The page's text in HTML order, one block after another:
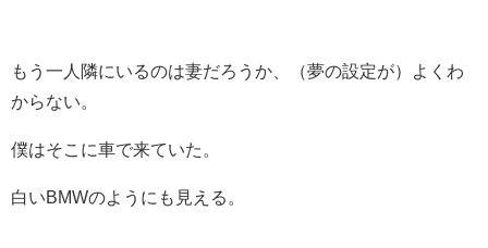
もう一人隣にいるのは妻だろうか、（夢の設定が）よくわ
からない。
僕はそこに車で来ていた。
白いBMWのようにも見える。